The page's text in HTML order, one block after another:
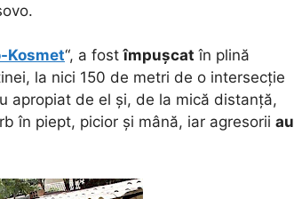
Kosmet“, a fostîmpușcat în plină
la nici 150 de metri de o intersecție
apropiat de el și, de la mică distanță,
în piept, picior și mână, iar agresorii au